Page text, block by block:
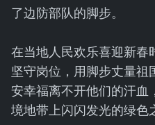
了边防部队的脚步。
在当地人民欢乐喜迎新春
坚守岗位，用脚步丈量
安幸福离不开他们的汗血
境地带上闪闪发光的绿色